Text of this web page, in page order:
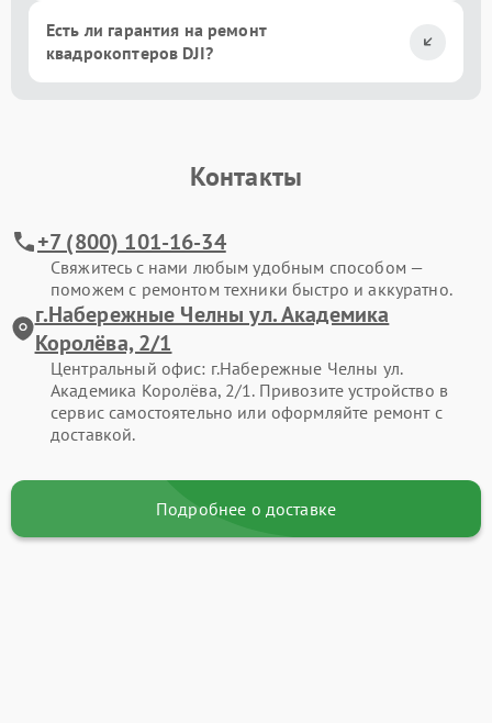
Есть ли гарантия на ремонт
квадрокоптеров DJI?
Контакты
+7 (800) 101-16-34
Свяжитесь с нами любым удобным способом —
поможем с ремонтом техники быстро и аккуратно.
г.Набережные Челны ул. Академика
Королёва, 2/1
Центральный офис: г.Набережные Челны ул.
Академика Королёва, 2/1. Привозите устройство в
сервис самостоятельно или оформляйте ремонт с
доставкой.
Подробнее о доставке